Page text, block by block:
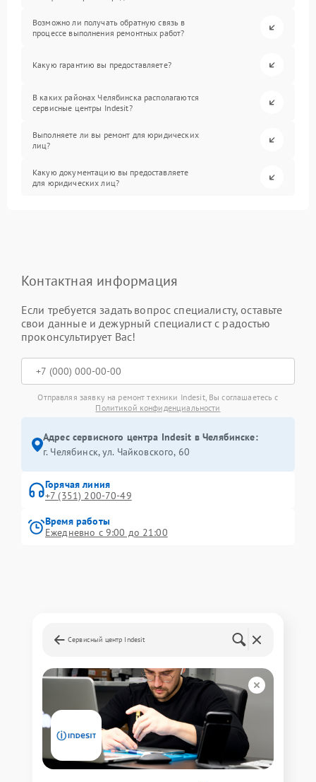
Возможно ли получать обратную связь в
процессе выполнения ремонтных работ?
Какую гарантию вы предоставляете?
В каких районах Челябинска располагаются
сервисные центры Indesit?
Выполняете ли вы ремонт для юридических
лиц?
Какую документацию вы предоставляете
для юридических лиц?
Контактная информация
Если требуется задать вопрос специалисту, оставьте
свои данные и дежурный специалист с радостью
проконсультирует Вас!
Отправляя заявку на ремонт техники Indesit, Вы соглашаетесь с
Политикой конфиденциальности
Адрес сервисного центра Indesit в Челябинске:
г. Челябинск, ул. Чайковского, 60
Горячая линия
+7 (351) 200-70-49
Время работы
Ежедневно с 9:00 до 21:00
Сервисный центр Indesit